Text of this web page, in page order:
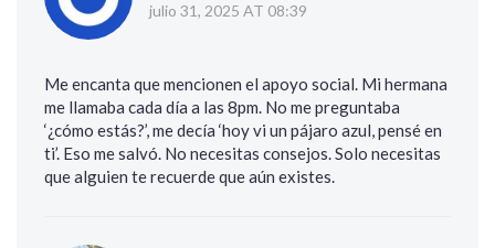
julio 31, 2025 AT 08:39
Me encanta que mencionen el apoyo social. Mi hermana
me llamaba cada día a las 8pm. No me preguntaba
‘¿cómo estás?’, me decía ‘hoy vi un pájaro azul, pensé en
ti’. Eso me salvó. No necesitas consejos. Solo necesitas
que alguien te recuerde que aún existes.